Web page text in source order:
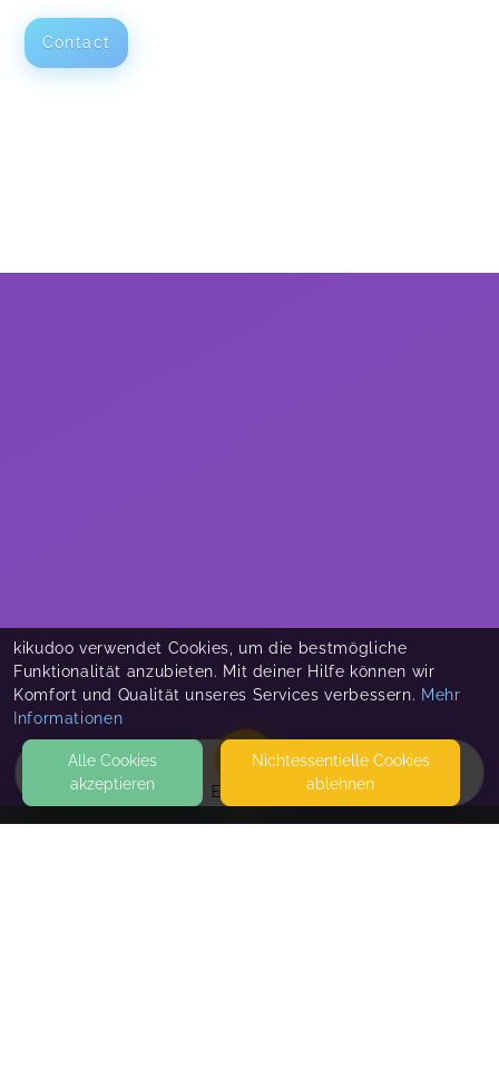
EVENTS
Contact
kikudoo verwendet Cookies, um die bestmögliche
Funktionalität anzubieten. Mit deiner Hilfe können wir
Komfort und Qualität unseres Services verbessern. Mehr
Informationen
Alle Cookies
akzeptieren
Nicht­essentielle Cookies
ablehnen